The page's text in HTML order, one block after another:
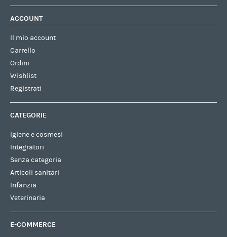
ACCOUNT
Il mio account
Carrello
Ordini
Wishlist
Registrati
CATEGORIE
Igiene e cosmesi
Integratori
Senza categoria
Articoli sanitari
Infanzia
Veterinaria
E-COMMERCE